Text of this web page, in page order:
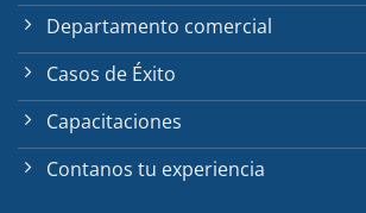
Departamento comercial
Casos de Éxito
Capacitaciones
Contanos tu experiencia